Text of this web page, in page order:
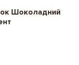
Шоколадний